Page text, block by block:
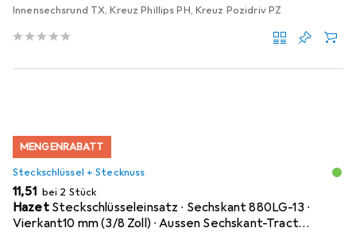
Innensechsrund TX, Kreuz Phillips PH, Kreuz Pozidriv PZ
MENGENRABATT
Steckschlüssel + Stecknuss
EUR
11,51 bei 2 Stück
Hazet Steckschlüsseleinsatz ∙ Sechskant 880LG-13 ∙
Vierkant10 mm (3/8 Zoll) ∙ Aussen Sechskant-Tract…